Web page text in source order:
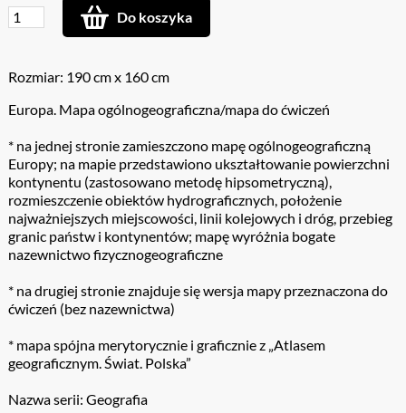
Do koszyka
Rozmiar: 190 cm x 160 cm
Europa. Mapa ogólnogeograficzna/mapa do ćwiczeń
* na jednej stronie zamieszczono mapę ogólnogeograficzną
Europy; na mapie przedstawiono ukształtowanie powierzchni
kontynentu (zastosowano metodę hipsometryczną),
rozmieszczenie obiektów hydrograficznych, położenie
najważniejszych miejscowości, linii kolejowych i dróg, przebieg
granic państw i kontynentów; mapę wyróżnia bogate
nazewnictwo fizycznogeograficzne
* na drugiej stronie znajduje się wersja mapy przeznaczona do
ćwiczeń (bez nazewnictwa)
* mapa spójna merytorycznie i graficznie z „Atlasem
geograficznym. Świat. Polska”
Nazwa serii: Geografia